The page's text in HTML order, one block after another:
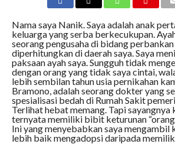
Nama saya Nanik. Saya adalah anak
keluarga yang serba berkecukupan.
seorang pengusaha di bidang
diperhitungkan di daerah saya. Saya
paksaan ayah saya. Sungguh tidak
dengan orang yang tidak saya cintai,
lebih sembilan tahun usia pernikahan
Bramono, adalah seorang dokter yang
spesialisasi bedah di Rumah Sakit
Terlihat hebat memang. Tapi sayangnya
ternyata memiliki bibit keturunan “orang
Ini yang menyebabkan saya mengambil
lebih baik mengadopsi daripada memiliki